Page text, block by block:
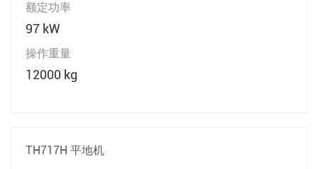
额定功率
97 kW
操作重量
12000 kg
TH717H 平地机